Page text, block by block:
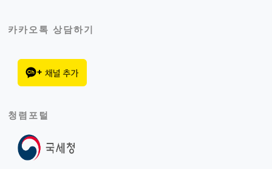
카카오톡 상담하기
청렴포털